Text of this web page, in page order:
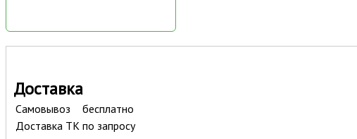
Доставка
Самовывоз
бесплатно
Доставка ТК по запросу